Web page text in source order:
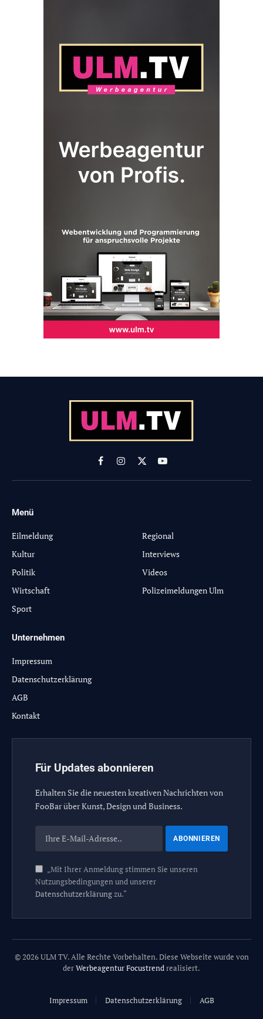
FacebookInstagram
X
(Twitter)
YouTube
Menü
Eilmeldung
Kultur
Politik
Wirtschaft
Sport
Regional
Interviews
Videos
Polizeimeldungen Ulm
Unternehmen
Impressum
Datenschutzerklärung
AGB
Kontakt
Für Updates abonnieren
Erhalten Sie die neuesten kreativen Nachrichten von
FooBar über Kunst, Design und Business.
„Mit Ihrer Anmeldung stimmen Sie unseren
Nutzungsbedingungen und unserer
Datenschutzerklärungzu.“
© 2026 ULM TV. Alle Rechte Vorbehalten. Diese Webseite wurde von
derWerbeagentur Focustrendrealisiert.
Impressum Datenschutzerklärung AGB